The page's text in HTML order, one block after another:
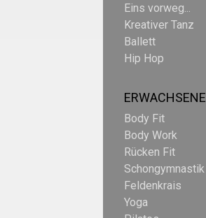
Eins vorweg...
Kreativer Tanz
Ballett
Hip Hop
ERWACHSENE
Body Fit
Body Work
Rücken Fit
Schongymnastik
Feldenkrais
Yoga